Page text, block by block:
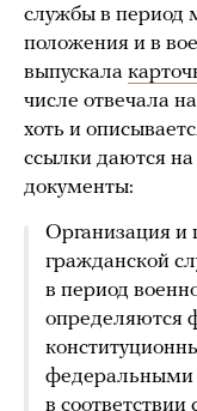
службы в период
положения и в
выпускала
числе отвечала
хоть и
ссылки даются
документы:
Организация и
гражданской
в период
определяются
в